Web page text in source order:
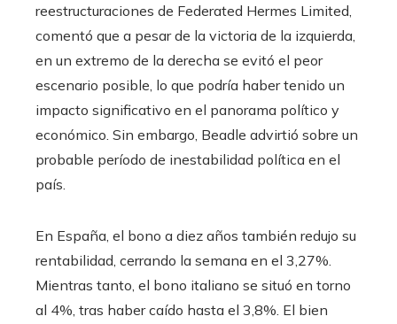
reestructuraciones de Federated Hermes Limited,
comentó que a pesar de la victoria de la izquierda,
en un extremo de la derecha se evitó el peor
escenario posible, lo que podría haber tenido un
impacto significativo en el panorama político y
económico. Sin embargo, Beadle advirtió sobre un
probable período de inestabilidad política en el
país.
En España, el bono a diez años también redujo su
rentabilidad, cerrando la semana en el 3,27%.
Mientras tanto, el bono italiano se situó en torno
al 4%, tras haber caído hasta el 3,8%. El bien